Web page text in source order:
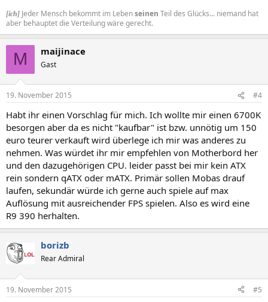
[ich] Jeder Mensch bekommt im Lebenseinen Teil des Glücks... niemand hat
aber behauptet die Verteilung wäre gerecht.
M maijinace
Gast
19. November 2015 #4
Habt ihr einen Vorschlag für mich. Ich wollte mir einen 6700K
besorgen aber da es nicht "kaufbar" ist bzw. unnötig um 150
euro teurer verkauft wird überlege ich mir was anderes zu
nehmen. Was würdet ihr mir empfehlen von Motherbord her
und den dazugehörigen CPU. leider passt bei mir kein ATX
rein sondern qATX oder mATX. Primär sollen Mobas drauf
laufen, sekundär würde ich gerne auch spiele auf max
Auflösung mit ausreichender FPS spielen. Also es wird eine
R9 390 herhalten.
borizb
Rear Admiral
19. November 2015 #5